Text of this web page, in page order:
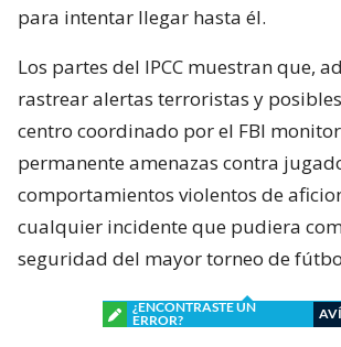
para intentar llegar hasta él.
Los partes del IPCC muestran que,
rastrear alertas terroristas y
centro coordinado por el FBI
permanente amenazas contra
comportamientos violentos de
cualquier incidente que pudiera
seguridad del mayor torneo de
¿ENCONTRASTE UN
ERROR?